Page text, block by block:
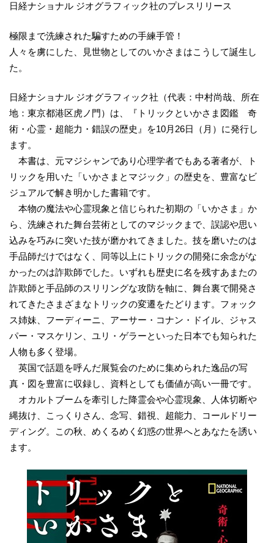
日経ナショナル ジオグラフィック社のプレスリリース
極限まで洗練された騙すための手練手管！
人々を虜にした、見世物としてのいかさまはこうして誕生し
た。
日経ナショナル ジオグラフィック社（代表：中村尚哉、所在
地：東京都港区虎ノ門）は、『トリックといかさま図鑑 奇
術・心霊・超能力・錯誤の歴史』を10月26日（月）に発行し
ます。
本書は、元マジシャンであり心理学者でもある著者が、ト
リックを用いた「いかさまとマジック」の歴史を、豊富なビ
ジュアルで解き明かした書籍です。
本物の魔法や心霊現象と信じられた初期の「いかさま」か
ら、洗練された舞台芸術としてのマジックまで、誤認や思い
込みを巧みに突いた技が磨かれてきました。技を磨いたのは
手品師だけではなく、同等以上にトリックの開発に余念がな
かったのは詐欺師でした。いずれも歴史に名を残すあまたの
詐欺師と手品師のスリリングな攻防を軸に、舞台裏で開発さ
れてきたさまざまなトリックの変遷をたどります。フォック
ス姉妹、フーディーニ、アーサー・コナン・ドイル、ジャス
パー・マスケリン、ユリ・ゲラーといった日本でも知られた
人物も多く登場。
英国で話題を呼んだ展覧会のために集められた逸品の写
真・図を豊富に収録し、資料としても価値が高い一冊です。
オカルトブームを牽引した降霊会や心霊現象、人体切断や
縄抜け、こっくりさん、念写、錯視、超能力、コールドリー
ディング。この秋、めくるめく幻惑の世界へとあなたを誘い
ます。